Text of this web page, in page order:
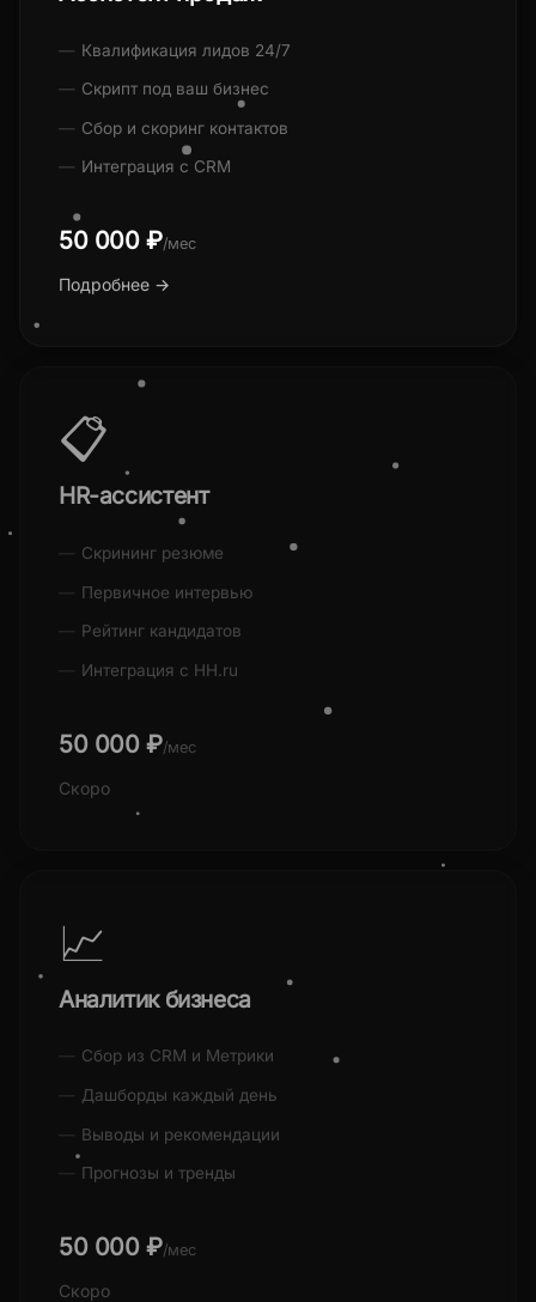
Квалификация лидов 24/7
Скрипт под ваш бизнес
Сбор и скоринг контактов
Интеграция с CRM
50 000 ₽/мес
Подробнее →
📋
HR-ассистент
Скрининг резюме
Первичное интервью
Рейтинг кандидатов
Интеграция с HH.ru
50 000 ₽/мес
Скоро
📈
Аналитик бизнеса
Сбор из CRM и Метрики
Дашборды каждый день
Выводы и рекомендации
Прогнозы и тренды
50 000 ₽/мес
Скоро